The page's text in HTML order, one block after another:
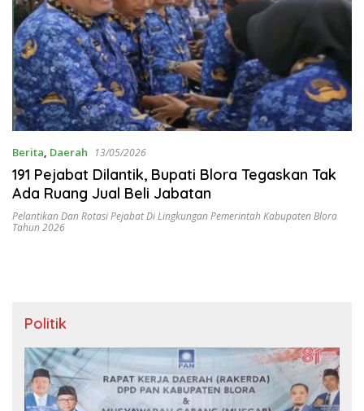
Berita, Daerah 13/05/2026
191 Pejabat Dilantik, Bupati Blora Tegaskan Tak
Ada Ruang Jual Beli Jabatan
Pelantikan Dan Rotasi Pejabat Di Lingkungan Pemerintah Kabupaten Blora
Tahun 2026
Politik